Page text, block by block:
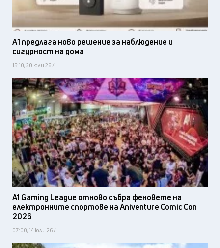
А1 предлага ново решение за наблюдение и
сигурност на дома
15:10, 20 юли 26 /
A1 Gaming League отново събра феновете на
електронните спортове на Aniventure Comic Con
2026
07:00, 14 юли 26 /